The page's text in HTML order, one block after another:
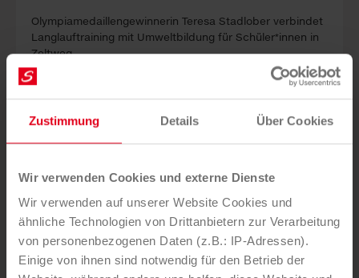
Zustimmung Details Über Cookies
Wir verwenden Cookies und externe Dienste
Wir verwenden auf unserer Website Cookies und
ähnliche Technologien von Drittanbietern zur Verarbeitung
von personenbezogenen Daten (z.B.: IP-Adressen).
Einige von ihnen sind notwendig für den Betrieb der
Olympiamedaillen­gewinnerin Teresa Stadlober verbindet
Lang­lauf­training mit Um­welt­bildung für Schü­ler*in­nen in
Zeltweg.
16. DEZEMBER 2025
Teller statt Tonne: Initia­tive ge­gen
Lebens­mittel­ver­schwen­dung